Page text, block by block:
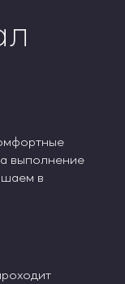
выполнение
в